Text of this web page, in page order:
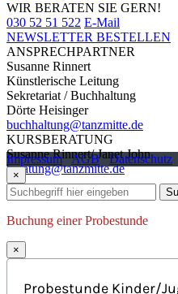
WIR BERATEN SIE GERN!
030 52 51 522 E-Mail
NEWSLETTER BESTELLEN
ANSPRECHPARTNER
Susanne Rinnert
Künstlerische Leitung
Sekretariat / Buchhaltung
Dörte Heisinger
buchhaltung@tanzmitte.de
KURSBERATUNG
Susanne Rinnert/ Janet John
beratung@tanzmitte.de
Impressum AGB Datenschutz
×
Buchung einer Probestunde
×